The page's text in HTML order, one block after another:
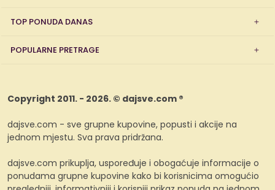
TOP PONUDA DANAS
POPULARNE PRETRAGE
Copyright 2011. - 2026. © dajsve.com ®
dajsve.com - sve grupne kupovine, popusti i akcije na
jednom mjestu. Sva prava pridržana.
dajsve.com prikuplja, uspoređuje i obogaćuje informacije o
ponudama grupne kupovine kako bi korisnicima omogućio